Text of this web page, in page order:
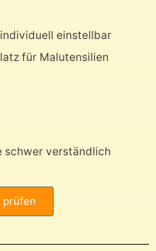
einstellbar
für Malutensilien
schwer verständlich
prüfen